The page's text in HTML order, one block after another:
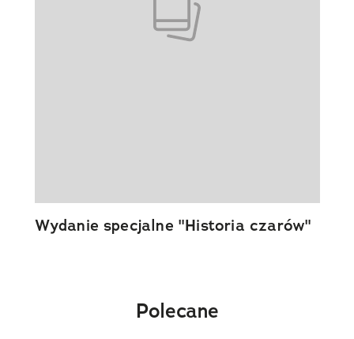
Wydanie specjalne "Historia czarów"
Polecane